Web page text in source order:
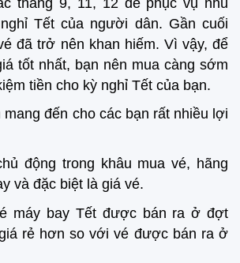
Tết của người dân. Gần cuối
đã trở nên khan hiếm. Vì vậy, để
tốt nhất, bạn nên mua càng sớm
tiền cho kỳ nghỉ Tết của bạn.
đến cho các bạn rất nhiều lợi
động trong khâu mua vé, hãng
và đặc biệt là giá vé.
máy bay Tết được bán ra ở đợt
rẻ hơn so với vé được bán ra ở